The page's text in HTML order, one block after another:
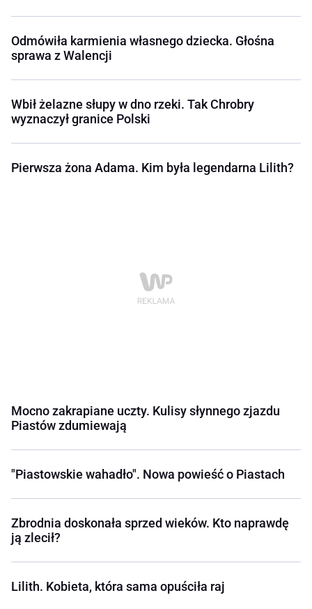
Odmówiła karmienia własnego dziecka. Głośna
sprawa z Walencji
Wbił żelazne słupy w dno rzeki. Tak Chrobry
wyznaczył granice Polski
Pierwsza żona Adama. Kim była legendarna Lilith?
Mocno zakrapiane uczty. Kulisy słynnego zjazdu
Piastów zdumiewają
"Piastowskie wahadło". Nowa powieść o Piastach
Zbrodnia doskonała sprzed wieków. Kto naprawdę
ją zlecił?
Lilith. Kobieta, która sama opuściła raj